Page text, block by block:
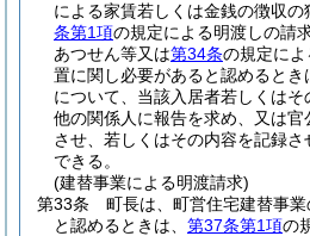
による家賃若しくは金銭の徴収の
条第1項の規定による明渡しの請求
あつせん等又は第34条の規定に
置に関し必要があると認めるとき
について、当該入居者若しくは
他の関係人に報告を求め、又は
させ、若しくはその内容を記録
できる。
(建替事業による明渡請求)
第33条
町長は、町営住宅建替事
と認めるときは、 第37条第1項の